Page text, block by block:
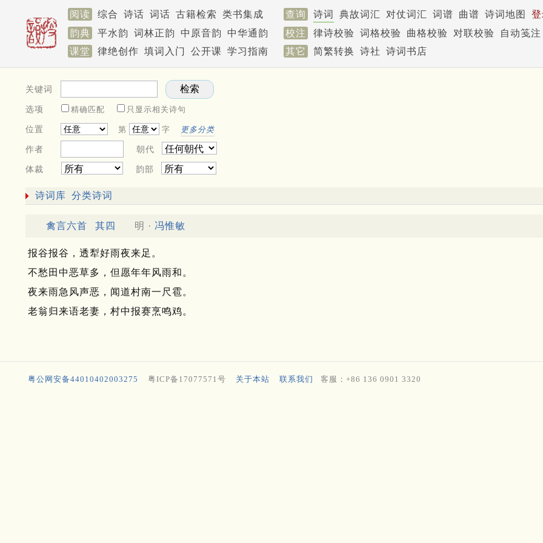
阅读 综合 诗话 词话 古籍检索 类书集成 查询 诗词 典故词汇 对仗词汇 词谱 曲谱 诗词地图
韵典
平水韵 词林正韵 中原音韵 中华通韵 校注 律诗校验 词格校验 曲格校验 对联校验
自动笺注
课堂
律绝创作 填词入门 公开课 学习指南 其它 简繁转换 诗社 诗词书店
关键词
选项 精确匹配 只显示相关诗句
位置 第 字 更多分类
作者 朝代
体裁 韵部
诗词库 分类诗词
禽言六首 其四 明 · 冯惟敏
报谷报谷，透犁好雨夜来足。
不愁田中恶草多，但愿年年风雨和。
夜来雨急风声恶，闻道村南一尺雹。
老翁归来语老妻，村中报赛烹鸣鸡。
粤公网安备44010402003275 粤ICP备17077571号 关于本站 联系我们 客服：+86 136 0901 3320